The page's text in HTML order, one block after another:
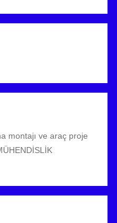
montajı ve araç proje